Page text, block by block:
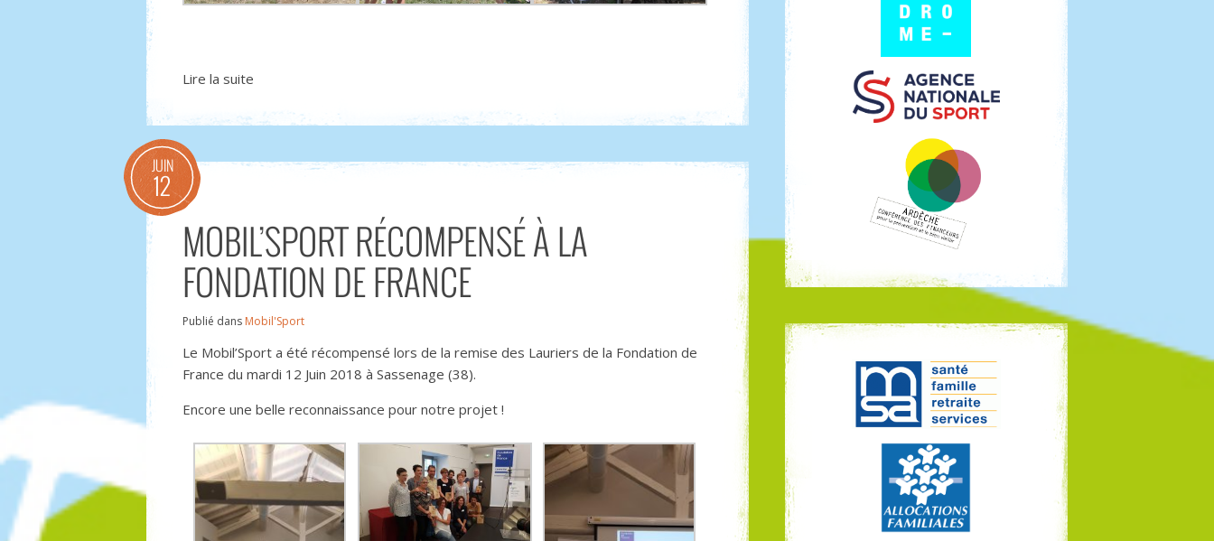
Lire la suite
JUIN
12
MOBIL’SPORT RÉCOMPENSÉ À LA
FONDATION DE FRANCE
Publié dans Mobil'Sport
Le Mobil’Sport a été récompensé lors de la remise des Lauriers de la Fondation de
France du mardi 12 Juin 2018 à Sassenage (38).
Encore une belle reconnaissance pour notre projet !